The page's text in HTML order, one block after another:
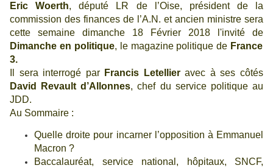
Eric Woerth, député LR de l’Oise, président de la
commission des finances de l’A.N. et ancien ministre sera
cette semaine dimanche 18 Février 2018 l'invité de
Dimanche en politique, le magazine politique de France
3.
Il sera interrogé par Francis Letellieravec à ses côtés
David Revault d’Allonnes, chef du service politique au
JDD.
Au Sommaire :
Quelle droite pour incarner l’opposition à Emmanuel
Macron ?
Baccalauréat, service national, hôpitaux, SNCF,